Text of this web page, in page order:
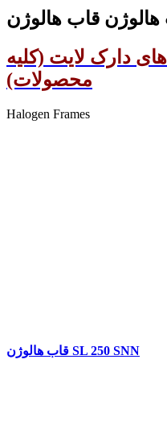
قاب هالوژن
دارک لایت (کلیه
محصولات)
Halogen Frames
قاب هالوژن SL 250 SNN